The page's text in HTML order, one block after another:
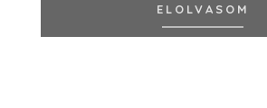
ELOLVASOM